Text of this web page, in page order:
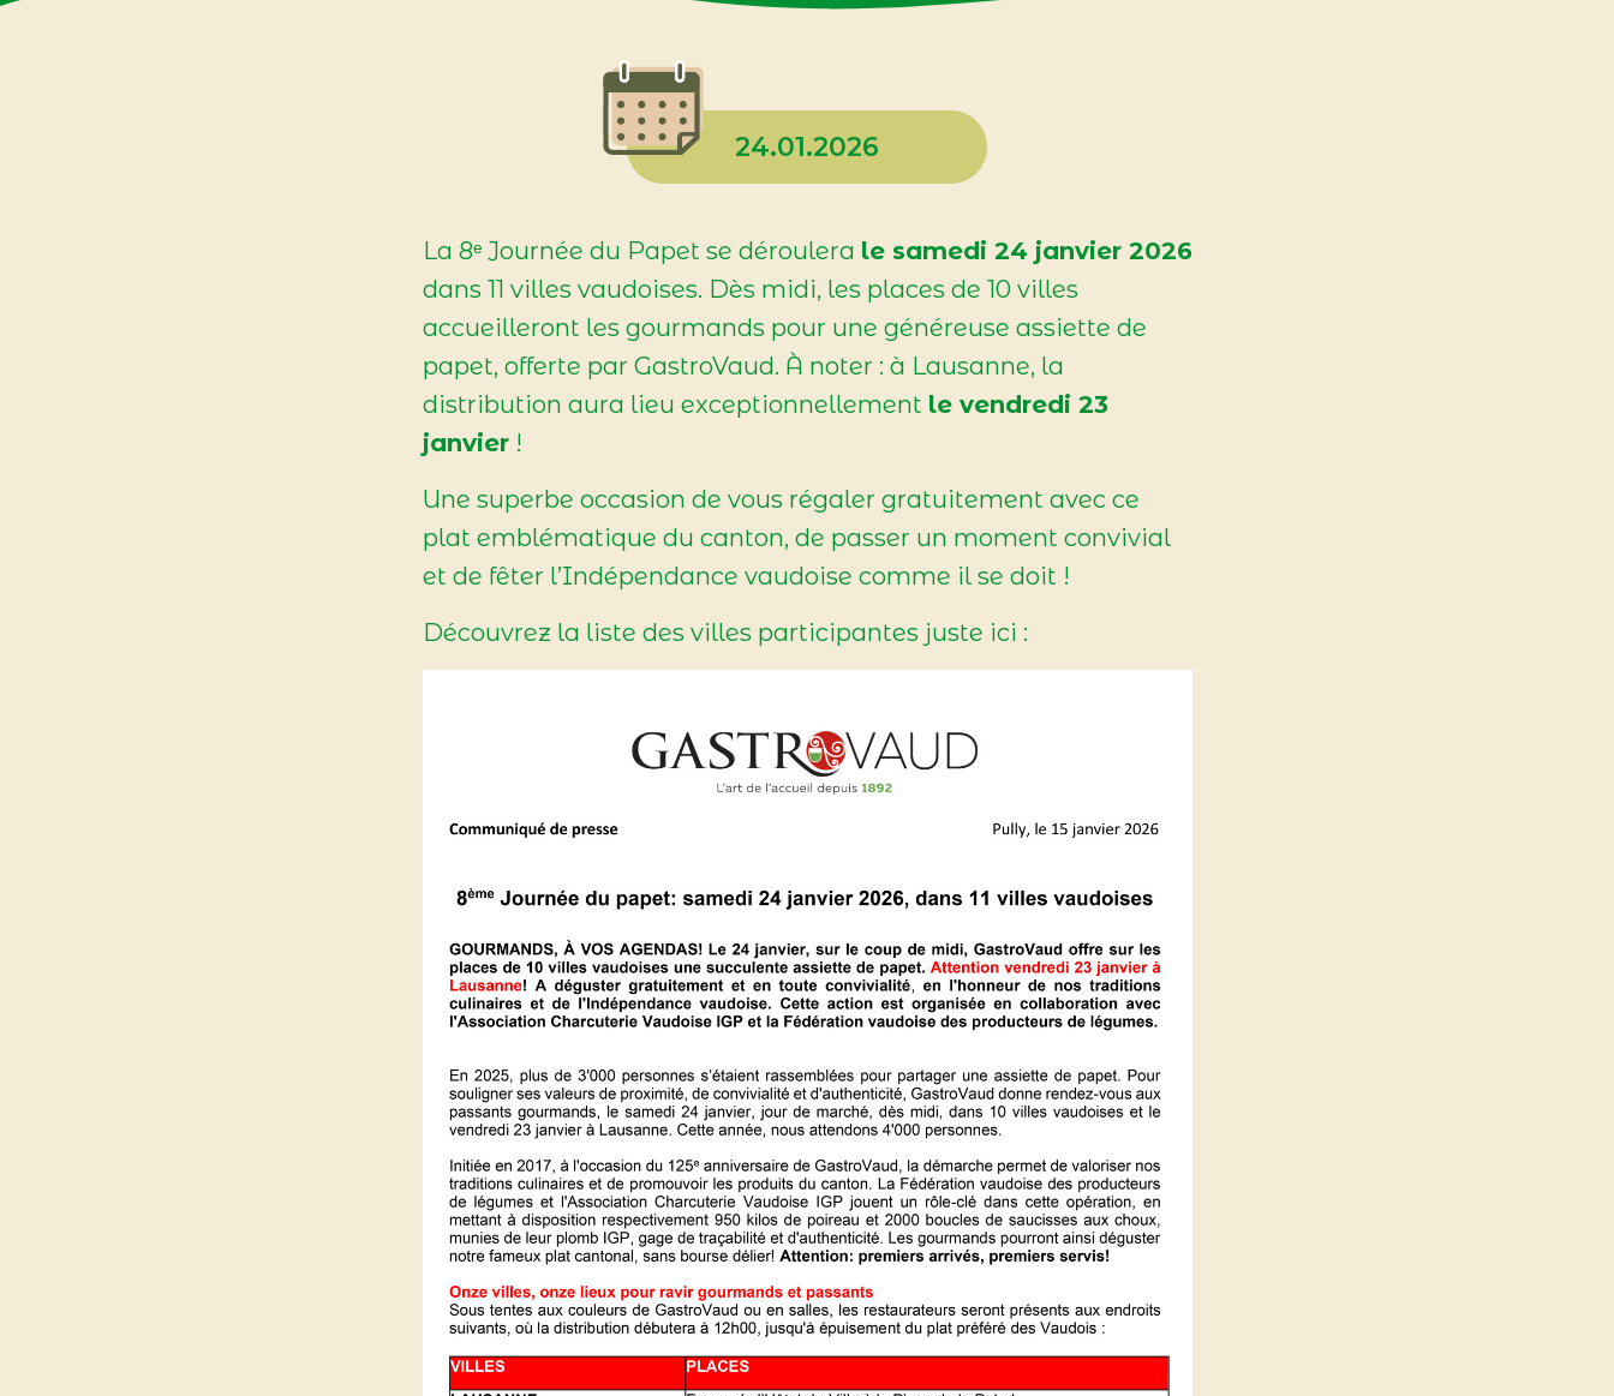
24.01.2026
La 8ᵉ Journée du Papet se déroulera le samedi 24 janvier 2026
dans 11 villes vaudoises. Dès midi, les places de 10 villes
accueilleront les gourmands pour une généreuse assiette de
papet, offerte par GastroVaud. À noter : à Lausanne, la
distribution aura lieu exceptionnellement le vendredi 23
janvier!
Une superbe occasion de vous régaler gratuitement avec ce
plat emblématique du canton, de passer un moment convivial
et de fêter l’Indépendance vaudoise comme il se doit !
Découvrez la liste des villes participantes juste ici :